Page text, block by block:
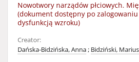
Nowotwory narządów płciowych.
(dokument dostępny po
dysfunkcją wzroku)
Creator:
Dańska-Bidzińska, Anna; Bidziński,